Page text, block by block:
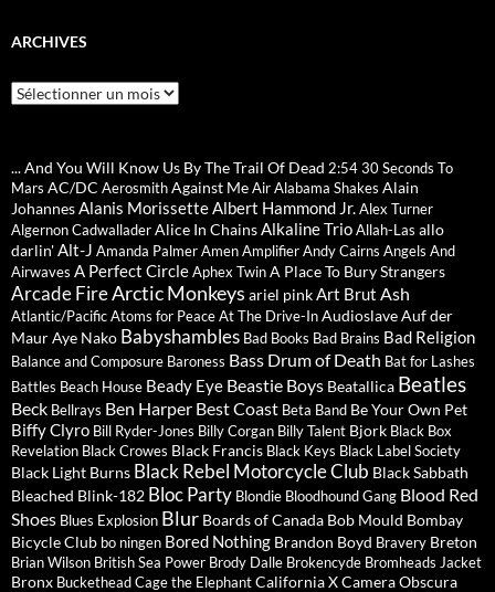
ARCHIVES
Archives
... And You Will Know Us By The Trail Of Dead 2:5430 Seconds To
Mars AC/DC AerosmithAgainst MeAirAlabama Shakes Alain
JohannesAlanis MorissetteAlbert Hammond Jr.Alex Turner
Algernon CadwalladerAlice In ChainsAlkaline TrioAllah-Las allo
darlin'Alt-J Amanda PalmerAmenAmplifierAndy Cairns Angels And
Airwaves A Perfect CircleAphex TwinA Place To Bury Strangers
Arcade FireArctic Monkeys ariel pinkArt Brut Ash
Atlantic/PacificAtoms for PeaceAt The Drive-InAudioslaveAuf der
MaurAye Nako Babyshambles Bad Books Bad Brains Bad Religion
Balance and Composure Baroness Bass Drum of Death Bat for Lashes
Battles Beach House Beady Eye Beastie Boys Beatallica Beatles
Beck Bellrays Ben Harper Best Coast Beta Band Be Your Own Pet
Biffy Clyro Bill Ryder-Jones Billy Corgan Billy Talent Bjork Black Box
Revelation Black Crowes Black Francis Black Keys Black Label Society
Black Light Burns Black Rebel Motorcycle Club Black Sabbath
Bleached Blink-182 Bloc Party Blondie Bloodhound Gang Blood Red
Shoes Blues Explosion Blur Boards of Canada Bob Mould Bombay
Bicycle Club bo ningen Bored Nothing Brandon Boyd Bravery Breton
Brian Wilson British Sea Power Brody Dalle Brokencyde Bromheads Jacket
Bronx BucketheadCage the ElephantCalifornia XCamera Obscura